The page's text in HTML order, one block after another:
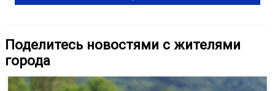
Поделитесь новостями с жителями
города